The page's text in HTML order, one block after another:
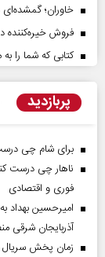
خاوران؛ گمشده‌ای
فروش خیره‌کننده داستان اسباب‌بازی
کتابی که شما را
پربازدید
برای شام چی درست کنم؟ | ۲۵ ایده خوشمزه،
فوری و اقتصادی
امیرحسین
آذربایجان شرقی
زمان پخش سریال